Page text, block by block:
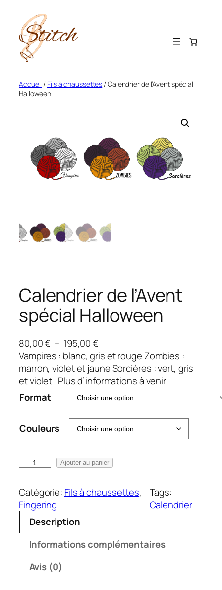
contenu
Accueil / Fils à chaussettes / Calendrier de l’Avent spécial
Halloween
Calendrier de l’Avent
spécial Halloween
80,00€ – 195,00€
l
a
g
e
d
e
p
r
i
x
:
0
Vampires : blanc, gris et rouge Zombies :
marron, violet et jaune Sorcières : vert, gris
et violet Plus d’informations à venir
Format
Couleurs
a
n
t
t
Ajouter au panier
Catégorie: Fils à chaussettes
Fingering
Tags:
Calendrier
Description
Informations complémentaires
Avis (0)